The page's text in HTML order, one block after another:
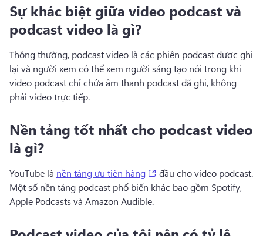
Sự khác biệt giữa video podcast và
podcast video là gì?
Thông thường, podcast video là các phiên podcast được ghi
lại và người xem có thể xem người sáng tạo nói trong khi
video podcast chỉ chứa âm thanh podcast đã ghi, không
phải video trực tiếp.
Nền tảng tốt nhất cho podcast video
là gì?
YouTube là nền tảng ưu tiên hàng (opens in a new tab)
Một số nền tảng podcast phổ biến khác bao gồm Spotify,
Apple Podcasts và Amazon Audible.